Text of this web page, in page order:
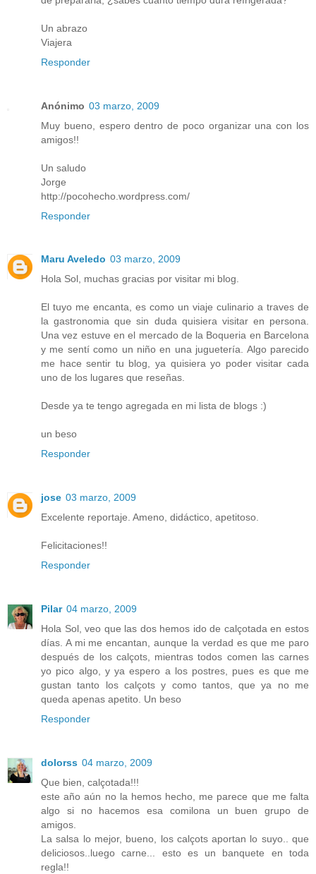
Un abrazo
Viajera
Responder
Anónimo 03 marzo, 2009
Muy bueno, espero dentro de poco organizar una con los
amigos!!
Un saludo
Jorge
http://pocohecho.wordpress.com/
Responder
Maru Aveledo 03 marzo, 2009
Hola Sol, muchas gracias por visitar mi blog.
El tuyo me encanta, es como un viaje culinario a traves de
la gastronomia que sin duda quisiera visitar en persona.
Una vez estuve en el mercado de la Boqueria en Barcelona
y me sentí como un niño en una juguetería. Algo parecido
me hace sentir tu blog, ya quisiera yo poder visitar cada
uno de los lugares que reseñas.
Desde ya te tengo agregada en mi lista de blogs :)
un beso
Responder
jose 03 marzo, 2009
Excelente reportaje. Ameno, didáctico, apetitoso.
Felicitaciones!!
Responder
Pilar 04 marzo, 2009
Hola Sol, veo que las dos hemos ido de calçotada en estos
días. A mi me encantan, aunque la verdad es que me paro
después de los calçots, mientras todos comen las carnes
yo pico algo, y ya espero a los postres, pues es que me
gustan tanto los calçots y como tantos, que ya no me
queda apenas apetito. Un beso
Responder
dolorss 04 marzo, 2009
Que bien, calçotada!!!
este año aún no la hemos hecho, me parece que me falta
algo si no hacemos esa comilona un buen grupo de
amigos.
La salsa lo mejor, bueno, los calçots aportan lo suyo.. que
deliciosos..luego carne... esto es un banquete en toda
regla!!